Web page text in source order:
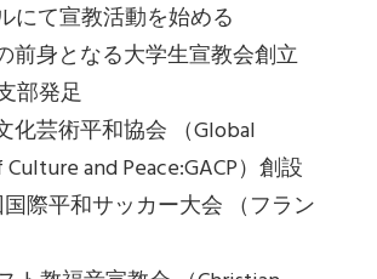
にて宣教活動を始める
前身となる大学生宣教会創立
部発足
芸術平和協会 （Global
and Peace:GACP）創設
際平和サッカー大会 （フラン